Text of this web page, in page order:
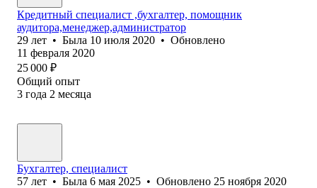
Кредитный специалист ,бухгалтер, помощник
аудитора,менеджер,администратор
29 лет • Была 10 июля 2020 • Обновлено
11 февраля 2020
25 000 ₽
Общий опыт
3 года 2 месяца
Бухгалтер, специалист
57 лет • Была 6 мая 2025 • Обновлено 25 ноября 2020